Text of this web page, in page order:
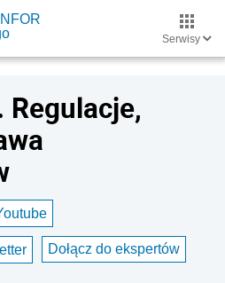
Serwisy
Regulacje,
Dołącz do ekspertów